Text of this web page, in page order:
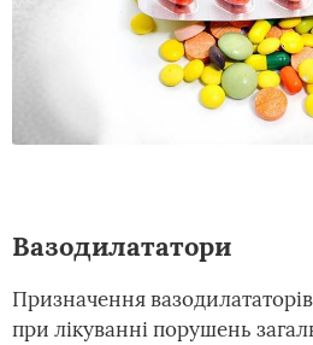
Вазодилататори
Призначення
при лікуванні порушень